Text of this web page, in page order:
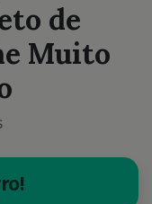
de
Muito